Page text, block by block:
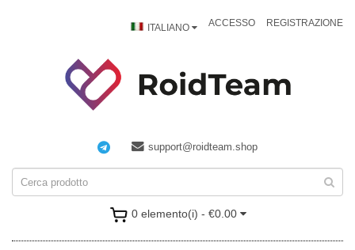
ITALIANO ACCESSO REGISTRAZIONE
support@roidteam.shop
0 elemento(i) - €0.00